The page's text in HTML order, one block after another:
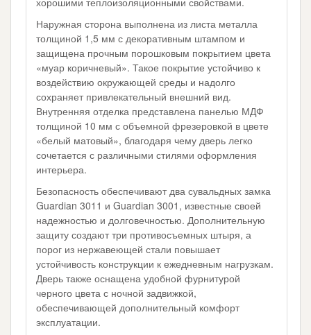
Наружная сторона выполнена из листа металла
толщиной 1,5 мм с декоративным штампом и
защищена прочным порошковым покрытием цвета
«муар коричневый». Такое покрытие устойчиво к
воздействию окружающей среды и надолго
сохраняет привлекательный внешний вид.
Внутренняя отделка представлена панелью МДФ
толщиной 10 мм с объемной фрезеровкой в цвете
«белый матовый», благодаря чему дверь легко
сочетается с различными стилями оформления
интерьера.
Безопасность обеспечивают два сувальдных замка
Guardian 3011 и Guardian 3001, известные своей
надежностью и долговечностью. Дополнительную
защиту создают три противосъемных штыря, а
порог из нержавеющей стали повышает
устойчивость конструкции к ежедневным нагрузкам.
Дверь также оснащена удобной фурнитурой
черного цвета с ночной задвижкой,
обеспечивающей дополнительный комфорт
эксплуатации.